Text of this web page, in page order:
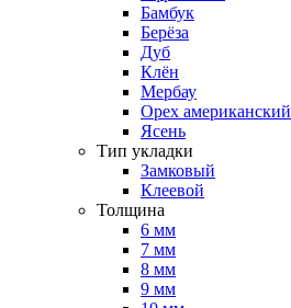
Бамбук
Берёза
Дуб
Клён
Мербау
Орех американский
Ясень
Тип укладки
Замковый
Клеевой
Толщина
6 мм
7 мм
8 мм
9 мм